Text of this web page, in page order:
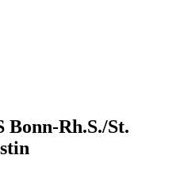
Rh.S./St.